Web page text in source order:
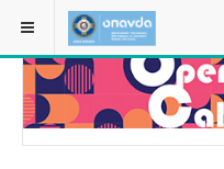
ΒΡΊΣΚΕΣΤΕ ΕΔΏ: ΑΡΧΙΚΉ